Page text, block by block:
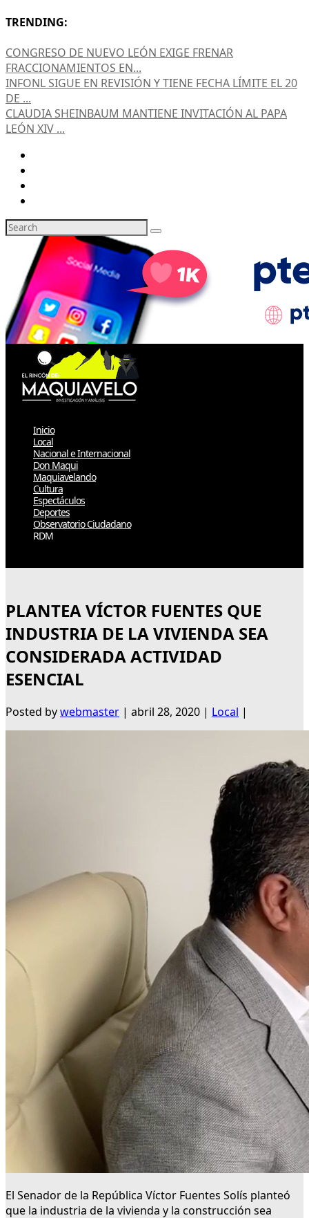
TRENDING:
CONGRESO DE NUEVO LEÓN EXIGE FRENAR
FRACCIONAMIENTOS EN...
INFONL SIGUE EN REVISIÓN Y TIENE FECHA LÍMITE EL 20
DE ...
CLAUDIA SHEINBAUM MANTIENE INVITACIÓN AL PAPA
LEÓN XIV ...
Inicio
Local
Nacional e Internacional
Don Maqui
Maquiavelando
Cultura
Espectáculos
Deportes
Observatorio Ciudadano
RDM
PLANTEA VÍCTOR FUENTES QUE
INDUSTRIA DE LA VIVIENDA SEA
CONSIDERADA ACTIVIDAD
ESENCIAL
Posted bywebmaster | abril 28, 2020 | Local |
El Senador de la República Víctor Fuentes Solís planteó
que la industria de la vivienda y la construcción sea